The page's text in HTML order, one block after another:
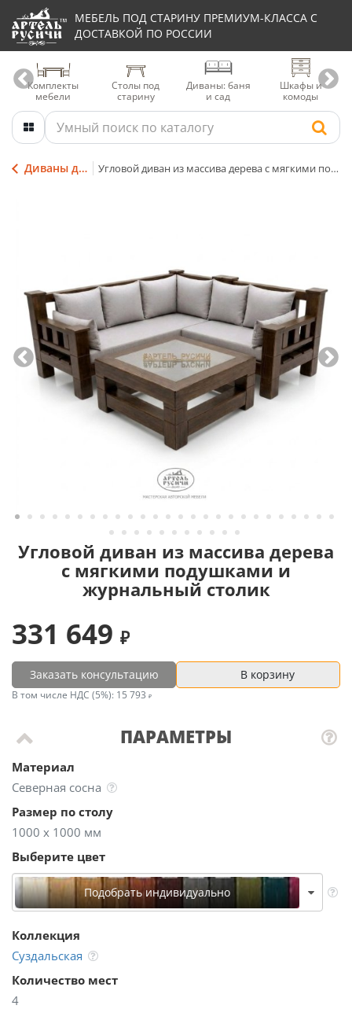
МЕБЕЛЬ ПОД СТАРИНУ ПРЕМИУМ-КЛАССА С
ДОСТАВКОЙ ПО РОССИИ
Комплекты
мебели
Столы под
старину
Диваны: баня
и сад
Шкафы и
комоды
Диваны для террасы Угловой диван из массива дерева с мягкими подушками и журнальный столик
Угловой диван из массива дерева
с мягкими подушками и
журнальный столик
ПАРАМЕТРЫ
Материал
Северная сосна
Размер по столу
1000 х 1000 мм
Выберите цвет
Подобрать индивидуально
Коллекция
Суздальская
Количество мест
4
331 649
Заказать консультацию В корзину
В том числе НДС (5%): 15 793